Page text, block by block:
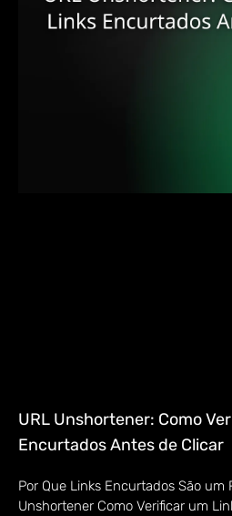
URL Unshortener: Como
Encurtados Antes de Clicar
Por Que Links Encurtados São um
Unshortener Como Verificar um